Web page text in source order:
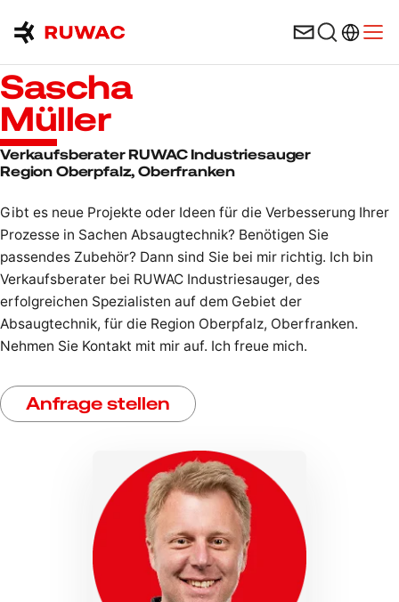
Sascha
Müller
Verkaufsberater RUWAC Industriesauger
Region Oberpfalz, Oberfranken
Gibt es neue Projekte oder Ideen für die Verbesserung Ihrer
Prozesse in Sachen Absaugtechnik? Benötigen Sie
passendes Zubehör? Dann sind Sie bei mir richtig. Ich bin
Verkaufsberater bei RUWAC Industriesauger, des
erfolgreichen Spezialisten auf dem Gebiet der
Absaugtechnik, für die Region Oberpfalz, Oberfranken.
Nehmen Sie Kontakt mit mir auf. Ich freue mich.
Anfrage stellen